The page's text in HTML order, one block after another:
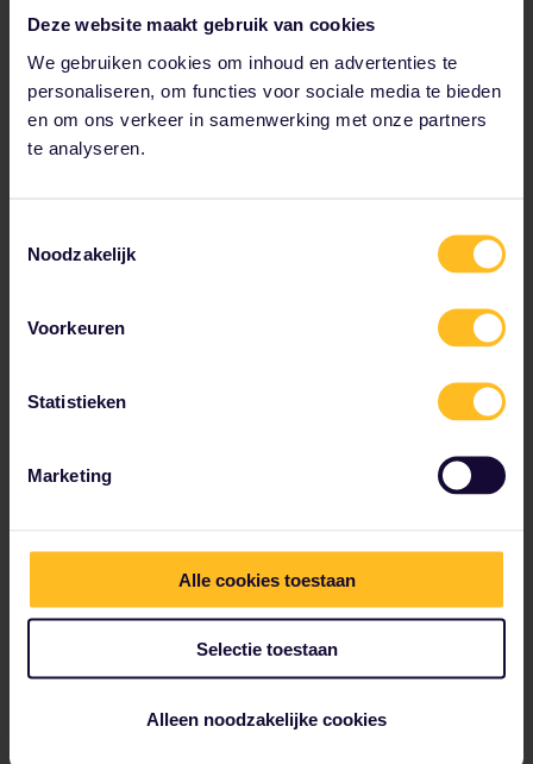
Deze website maakt gebruik van cookies
We gebruiken cookies om inhoud en advertenties te
personaliseren, om functies voor sociale media te bieden
en om ons verkeer in samenwerking met onze partners
te analyseren.
Noodzakelijk
Voorkeuren
Statistieken
Marketing
Alle cookies toestaan
Selectie toestaan
Alleen noodzakelijke cookies
Uitzicht op Stockholm in de winter
Van Stockholm naar Uppsala